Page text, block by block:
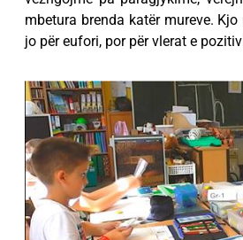
mbetura brenda katër mureve.
jo për eufori, por për vlerat e